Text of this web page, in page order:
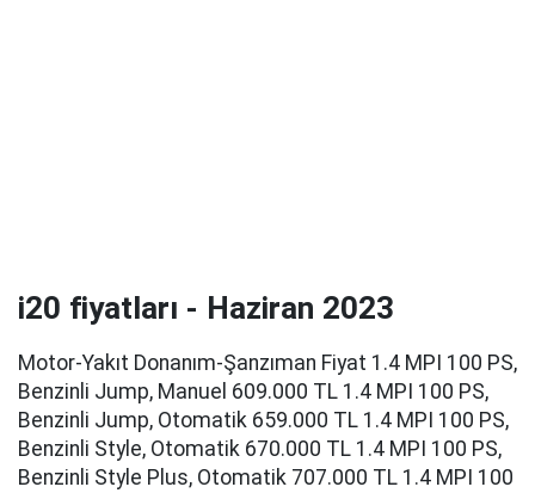
i20 fiyatları - Haziran 2023
Motor-Yakıt Donanım-Şanzıman Fiyat 1.4 MPI 100 PS,
Benzinli Jump, Manuel 609.000 TL 1.4 MPI 100 PS,
Benzinli Jump, Otomatik 659.000 TL 1.4 MPI 100 PS,
Benzinli Style, Otomatik 670.000 TL 1.4 MPI 100 PS,
Benzinli Style Plus, Otomatik 707.000 TL 1.4 MPI 100